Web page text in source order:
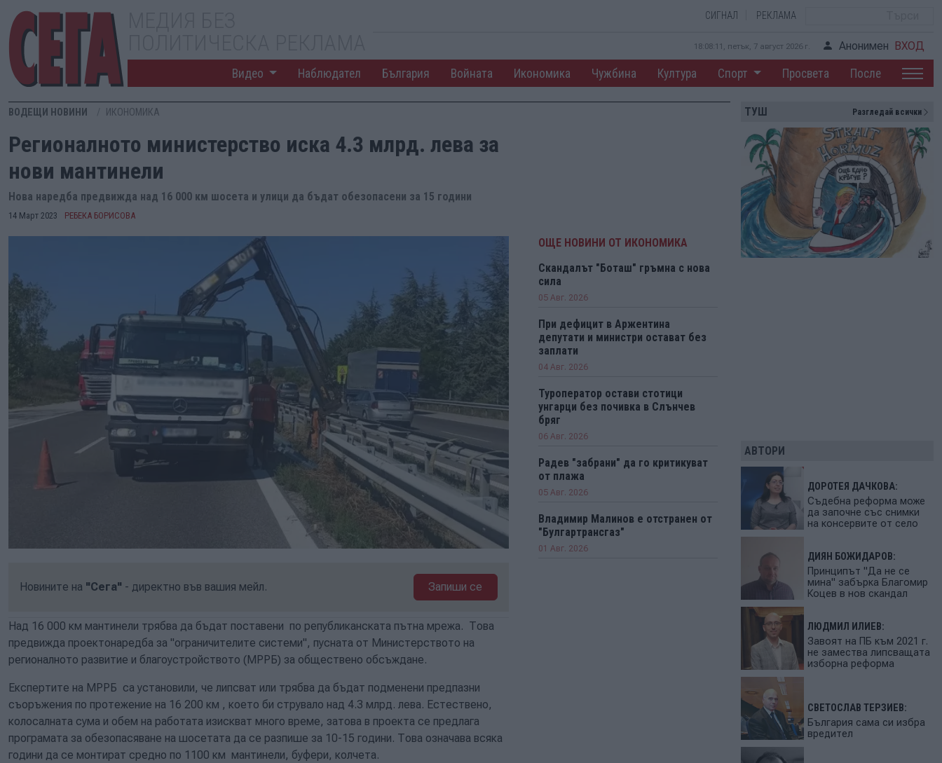
СИГНАЛ РЕКЛАМА
18:08:12, петък, 7 август 2026 г. Анонимен ВХОД
Видео Наблюдател България Войната Икономика Чужбина Култура Спорт Просвета После
ВОДЕЩИ НОВИНИ ИКОНОМИКА
Регионалното министерство иска 4.3 млрд. лева за
нови мантинели
Нова наредба предвижда над 16 000 км шосета и улици да бъдат обезопасени за 15 години
14 Март 2023 РЕБЕКА БОРИСОВА
Новините на "Сега" - директно във вашия мейл. Запиши се
Над 16 000 км мантинели трябва да бъдат поставени по републиканската пътна мрежа. Това
предвижда проектонаредба за "ограничителите системи", пусната от Министерството на
регионалното развитие и благоустройството (МРРБ) за обществено обсъждане.
Експертите на МРРБ са установили, че липсват или трябва да бъдат подменени предпазни
съоръжения по протежение на 16 200 км , което би струвало над 4.3 млрд. лева. Естествено,
колосалната сума и обем на работата изискват много време, затова в проекта се предлага
програмата за обезопасяване на шосетата да се разпише за 10-15 години. Това означава всяка
години да се монтират средно по 1100 км мантинели, буфери, колчета.
ОЩЕ НОВИНИ ОТ ИКОНОМИКА
Скандалът "Боташ" гръмна с нова
сила
05 Авг. 2026
При дефицит в Аржентина
депутати и министри остават без
заплати
04 Авг. 2026
Туроператор остави стотици
унгарци без почивка в Слънчев
бряг
06 Авг. 2026
Радев "забрани" да го критикуват
от плажа
05 Авг. 2026
Владимир Малинов е отстранен от
"Булгартрансгаз"
01 Авг. 2026
ТУШ Разгледай всички
АВТОРИ
ДОРОТЕЯ ДАЧКОВА:
Съдебна реформа може
да започне със снимки
на консервите от село
ДИЯН БОЖИДАРОВ:
Принципът "Да не се
мина" забърка Благомир
Коцев в нов скандал
ЛЮДМИЛ ИЛИЕВ:
Завоят на ПБ към 2021 г.
не замества липсващата
изборна реформа
СВЕТОСЛАВ ТЕРЗИЕВ:
България сама си избра
вредител